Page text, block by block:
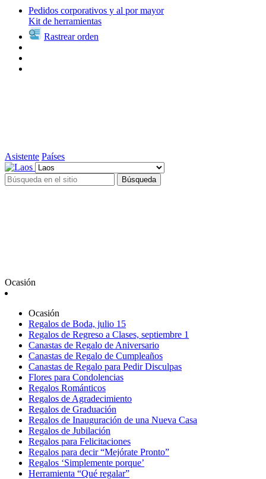
Pedidos corporativos y al por mayor
Kit de herramientas
Rastrear orden
Asistente Países
Búsqueda
Ocasión
Ocasión
Regalos de Boda, julio 15
Regalos de Regreso a Clases, septiembre 1
Canastas de Regalo de Aniversario
Canastas de Regalo de Cumpleaños
Canastas de Regalo para Pedir Disculpas
Flores para Condolencias
Regalos Románticos
Regalos de Agradecimiento
Regalos de Graduación
Regalos de Inauguración de una Nueva Casa
Regalos de Jubilación
Regalos para Felicitaciones
Regalos para decir “Mejórate Pronto”
Regalos ‘Simplemente porque’
Herramienta “Qué regalar”